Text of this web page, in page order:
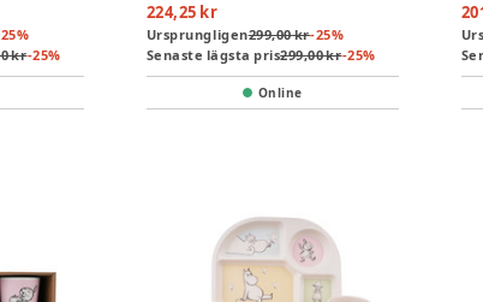
25%
kr-25%
224,25 kr
Ursprungligen299,00 kr-25%
Senaste lägsta pris299,00 kr-25%
Online